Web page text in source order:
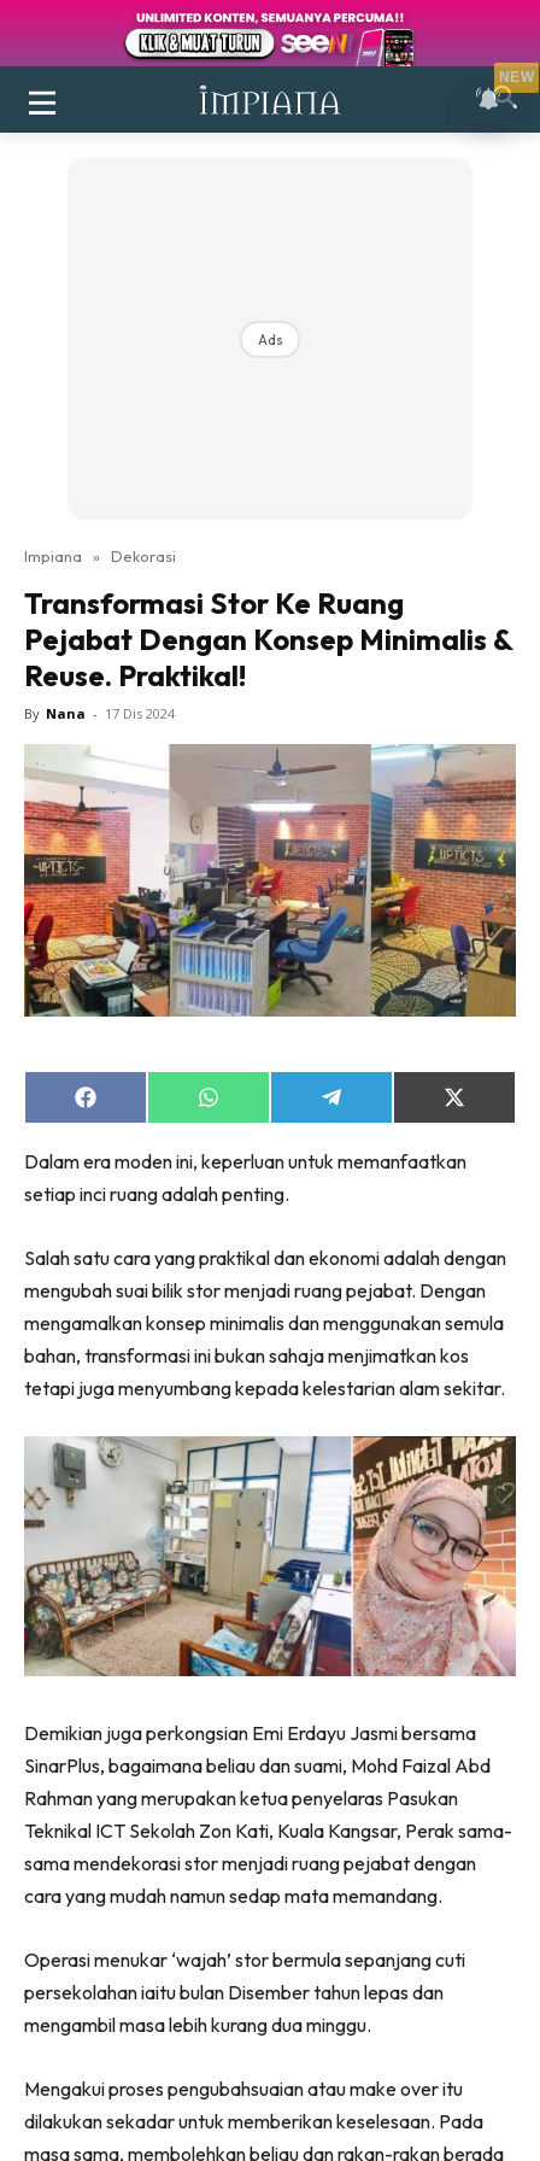
Login|Register
Ruang Makan
Ruang Tamu
Direktori
Interior Design
Landskap
DIY
Bilik Air
Bilik Tidur
Dapur
Ruang Makan
Make Over
Bilik Air
Bilik Tidur
Ruang Makan
Ruang Tamu
Menarik Lagi
Casa Impiana
Makeover Ruang Selebriti
Destinasi
Hotel
Kafe
Hartanah
Landed
Beli Di Mana
Buat Sendiri
Ilham Impiana
Ilham Impiana 360
Ilham Impiana Inspirasi Selebriti
Casa Impiana
Impiana MakeOver
Lahar Dekor
Sembang Dekor
Ads
Impiana » Dekorasi
Transformasi Stor Ke Ruang
Pejabat Dengan Konsep Minimalis &
Reuse. Praktikal!
By Nana - 17 Dis 2024
Share
on
Share
on
Share
on
Share
on
(Twitter)
Dalam era moden ini, keperluan untuk memanfaatkan
setiap inci ruang adalah penting.
Salah satu cara yang praktikal dan ekonomi adalah dengan
mengubah suai bilik stor menjadi ruang pejabat. Dengan
mengamalkan konsep minimalis dan menggunakan semula
bahan, transformasi ini bukan sahaja menjimatkan kos
tetapi juga menyumbang kepada kelestarian alam sekitar.
Demikian juga perkongsian Emi Erdayu Jasmi bersama
SinarPlus, bagaimana beliau dan suami, Mohd Faizal Abd
Rahman yang merupakan ketua penyelaras Pasukan
Teknikal ICT Sekolah Zon Kati, Kuala Kangsar, Perak sama-
sama mendekorasi stor menjadi ruang pejabat dengan
cara yang mudah namun sedap mata memandang.
Operasi menukar ‘wajah’ stor bermula sepanjang cuti
persekolahan iaitu bulan Disember tahun lepas dan
mengambil masa lebih kurang dua minggu.
Mengakui proses pengubahsuaian atau make over itu
dilakukan sekadar untuk memberikan keselesaan. Pada
masa sama, membolehkan beliau dan rakan-rakan berada
NEW